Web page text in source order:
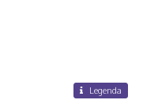
Legenda